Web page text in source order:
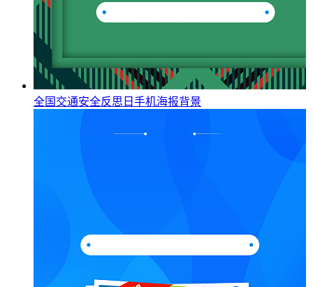
全国交通安全反思日手机海报背景